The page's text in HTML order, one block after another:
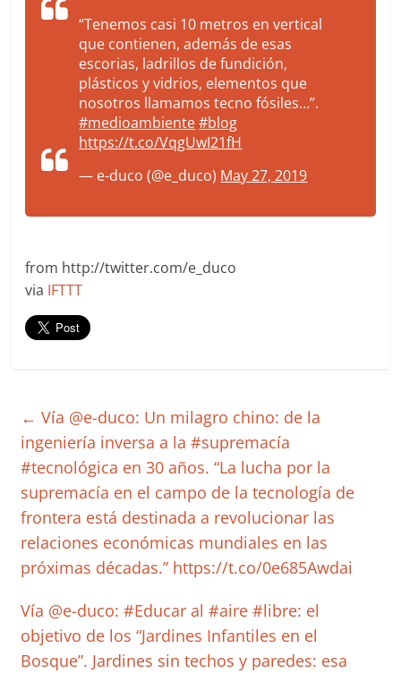
“Tenemos casi 10 metros en vertical
que contienen, además de esas
escorias, ladrillos de fundición,
plásticos y vidrios, elementos que
nosotros llamamos tecno fósiles…”.
#medioambiente #blog
https://t.co/VqgUwI21fH
— e-duco (@e_duco) May 27, 2019
from http://twitter.com/e_duco
via IFTTT
← Vía @e-duco: Un milagro chino: de la
ingeniería inversa a la #supremacía
#tecnológica en 30 años. “La lucha por la
supremacía en el campo de la tecnología de
frontera está destinada a revolucionar las
relaciones económicas mundiales en las
próximas décadas.” https://t.co/0e685Awdai
Vía @e-duco: #Educar al #aire #libre: el
objetivo de los “Jardines Infantiles en el
Bosque”. Jardines sin techos y paredes: esa